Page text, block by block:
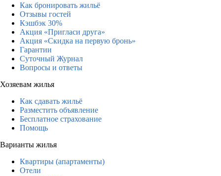
Как бронировать жильё
Отзывы гостей
Кэшбэк 30%
Акция «Пригласи друга»
Акция «Скидка на первую бронь»
Гарантии
Суточный Журнал
Вопросы и ответы
Хозяевам жилья
Как сдавать жильё
Разместить объявление
Бесплатное страхование
Помощь
Варианты жилья
Квартиры (апартаменты)
Отели